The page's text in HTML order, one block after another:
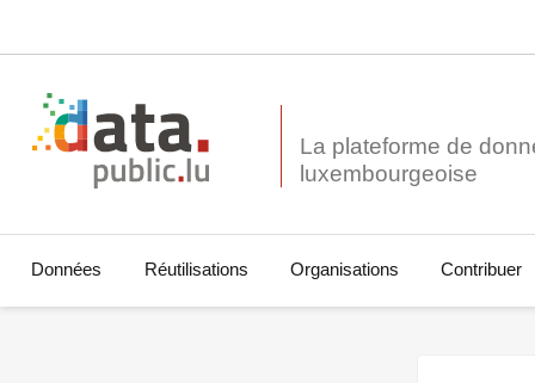
La plateforme de
Données Réutilisations Organisations Contribuer